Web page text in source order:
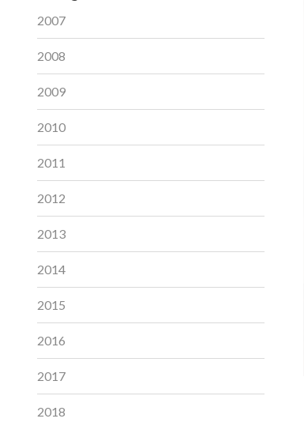
2007
2008
2009
2010
2011
2012
2013
2014
2015
2016
2017
2018